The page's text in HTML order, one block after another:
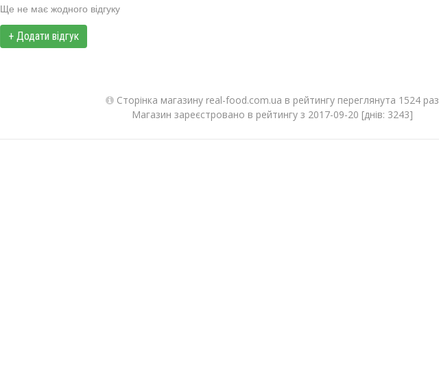
Ще не має жодного відгуку
+ Додати відгук
Сторінка магазину real-food.com.ua в рейтингу переглянута 1524 раз
Магазин зареєстровано в рейтингу з 2017-09-20 [днів: 3243]